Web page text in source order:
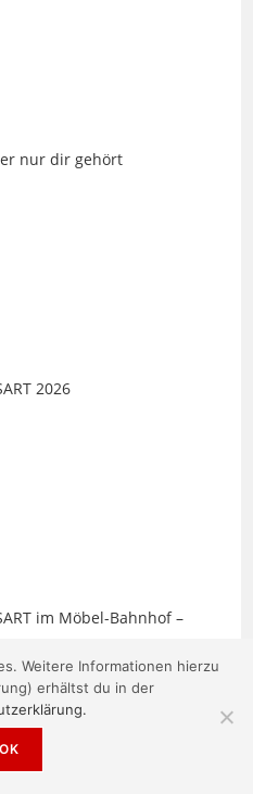
nur dir gehört
2026
im Möbel-Bahnhof –
Weitere Informationen hierzu
erhältst du in der
OK